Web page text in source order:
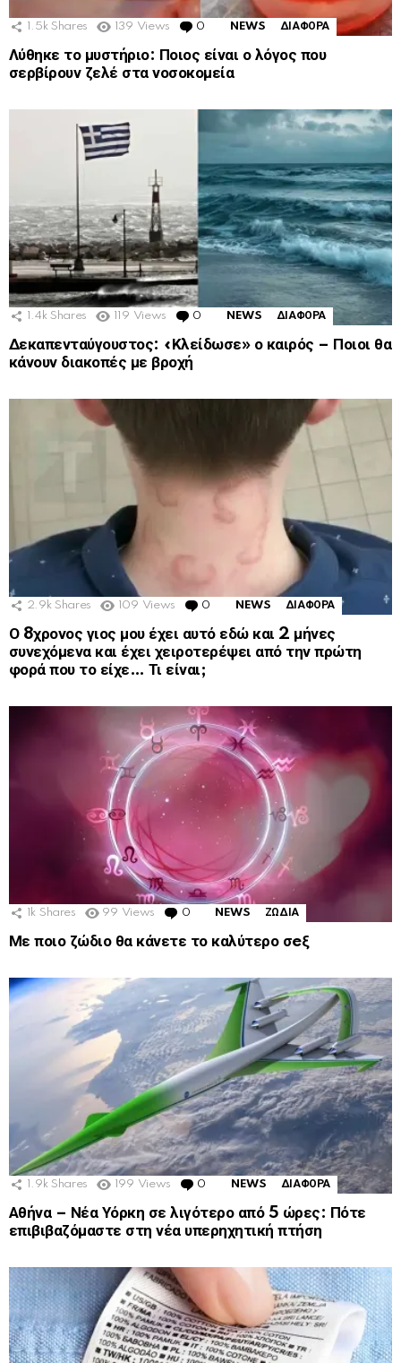
1.5k Shares 139 Views 0 Comments
NEWS ΔΙΑΦΟΡΑ
Λύθηκε το μυστήριο: Ποιος είναι ο λόγος που
σερβίρουν ζελέ στα νοσοκομεία
1.4k Shares 119 Views 0 Comments
NEWS ΔΙΑΦΟΡΑ
Δεκαπενταύγουστος: «Κλείδωσε» ο καιρός – Ποιοι θα
κάνουν διακοπές με βροχή
2.9k Shares 109 Views 0 Comments
NEWS ΔΙΑΦΟΡΑ
Ο 8χρονος γιος μου έχει αυτό εδώ και 2 μήνες
συνεχόμενα και έχει χειροτερέψει από την πρώτη
φορά που το είχε… Τι είναι;
1k Shares 99 Views 0 Comments
NEWS ΖΩΔΙΑ
Με ποιο ζώδιο θα κάνετε το καλύτερο σeξ
1.9k Shares 199 Views 0 Comments
NEWS ΔΙΑΦΟΡΑ
Αθήνα – Νέα Υόρκη σε λιγότερο από 5 ώρες: Πότε
επιβιβαζόμαστε στη νέα υπερηχητική πτήση